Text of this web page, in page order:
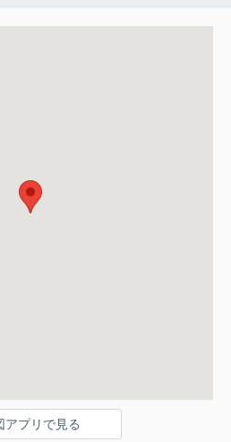
アプリで見る